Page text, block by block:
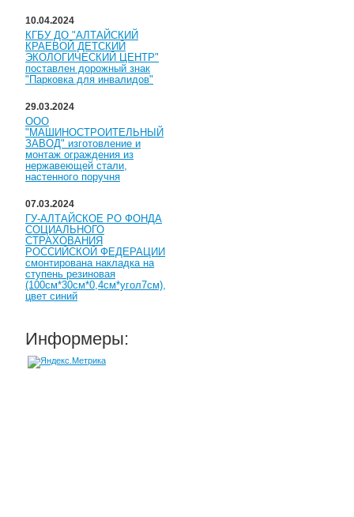
10.04.2024
КГБУ ДО "АЛТАЙСКИЙ
КРАЕВОЙ ДЕТСКИЙ
ЭКОЛОГИЧЕСКИЙ ЦЕНТР"
поставлен дорожный знак
"Парковка для инвалидов"
29.03.2024
ООО
"МАШИНОСТРОИТЕЛЬНЫЙ
ЗАВОД" изготовление и
монтаж ограждения из
нержавеющей стали,
настенного поручня
07.03.2024
ГУ-АЛТАЙСКОЕ РО ФОНДА
СОЦИАЛЬНОГО
СТРАХОВАНИЯ
РОССИЙСКОЙ ФЕДЕРАЦИИ
смонтирована накладка на
ступень резиновая
(100см*30см*0,4см*угол7см),
цвет синий
Информеры: